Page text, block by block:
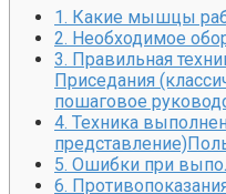
1. Какие мышцы
2. Необходимое
3. Правильная
Приседания
пошаговое
4. Техника
5. Ошибки при
6.